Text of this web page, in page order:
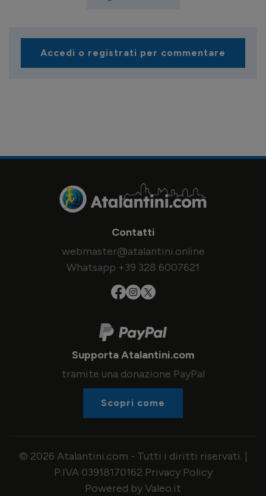
Accedi o registrati per commentare
Contatti
webmaster@atalantini.online
Whatsapp +39 328 6007621
Supporta Atalantini.com
tramite una donazione PayPal
Scopri come
© 2026 Atalantini.com - Tutti i diritti riservati. |
P.IVA 03918170162 Privacy Policy
Powered by Valeo.it